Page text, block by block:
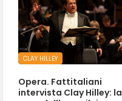
CLAY HILLEY
Opera. Fattitaliani
intervista Clay Hilley: la